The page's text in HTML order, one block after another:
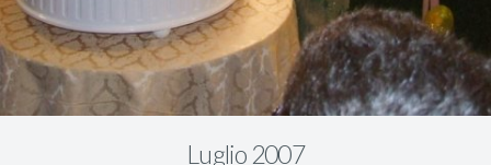
Luglio 2007